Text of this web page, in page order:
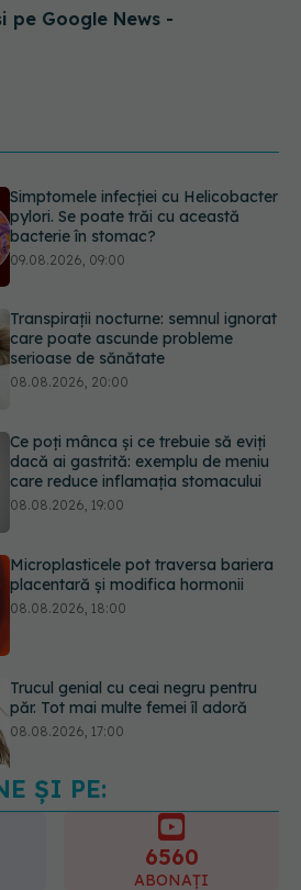
pe Google News -
Transpirații nocturne: semnul ignorat
care poate ascunde probleme
serioase de sănătate
08.08.2026, 20:00
Ce poți mânca și ce trebuie să eviți
dacă ai gastrită: exemplu de meniu
care reduce inflamația stomacului
08.08.2026, 19:00
Microplasticele pot traversa bariera
placentară și modifica hormonii
Trucul genial cu ceai negru pentru
păr. Tot mai multe femei îl adoră
08.08.2026, 17:00
Simptomele infecției cu Helicobacter
pylori. Se poate trăi cu această
bacterie în stomac?
ȘI PE:
1401
URMĂRITORI